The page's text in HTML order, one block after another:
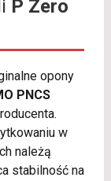
P Zero
opony
PNCS
w
należą
stabilność na